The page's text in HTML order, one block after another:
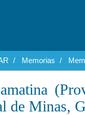
Memorias
de Minas,